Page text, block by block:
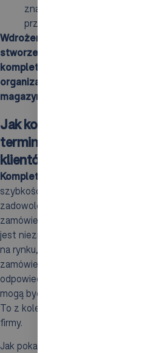
znacznie zmniejsza ryzyko
przy finalizacji zamówień.
Wdrożenie tych elementów jest
stworzenia skutecznej i
kompletacji zamówień, co
organizacji oraz efektywności
magazynie.
Jak kompletacja
terminowość dostaw i
klientów?
Kompletacja zamówień
szybkość dostarczania produktów
zadowolenia klientów. Sprawny
zamówień pozwala na
jest niezmiernie istotne w dobie
na rynku, zwłaszcza w branży e-
zamówienia są dokładnie
odpowiednio zabezpieczone przed
mogą być pewni, że otrzymają
To z kolei przyczynia się do
firmy.
Jak pokazują badania DB